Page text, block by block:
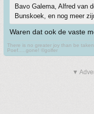
Bavo Galema, Alfred van
Bunskoek, en nog meer
Waren dat ook de vaste
There is no greater joy than be
Poef.....gone! ©golfer
▼